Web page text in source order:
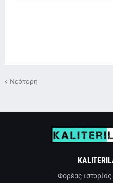
Νεότερη
Φορέας ιστορίας